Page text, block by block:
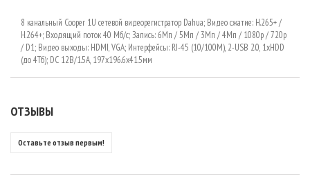
8 канальный Cooper 1U сетевой видеорегистратор Dahua; Видео сжатие: H.265+ /
H.264+; Входящий поток 40 Мб/с; Запись: 6Мп / 5Мп / 3Мп / 4Мп / 1080р / 720p
/ D1; Видео выходы: HDMI, VGA; Интерфейсы: RJ-45 (10/100М), 2-USB 2.0, 1хHDD
(до 4Тб); DC 12В/1.5A, 197х196.6х41.5мм
ОТЗЫВЫ
Оставьте отзыв первым!